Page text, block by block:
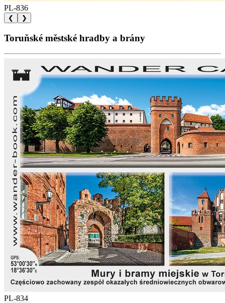
PL-836
❮ ❯
Toruňské městské hradby a brány
PL-834